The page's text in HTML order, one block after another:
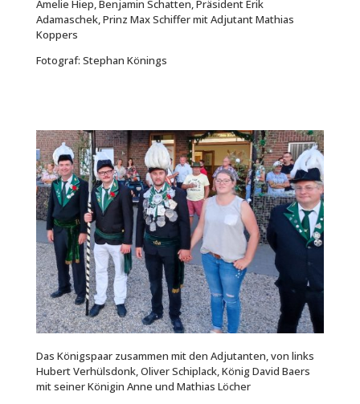
Amelie Hiep, Benjamin Schatten, Präsident Erik
Adamaschek, Prinz Max Schiffer mit Adjutant Mathias
Koppers
Fotograf: Stephan Könings
Das Königspaar zusammen mit den Adjutanten, von links
Hubert Verhülsdonk, Oliver Schiplack, König David Baers
mit seiner Königin Anne und Mathias Löcher